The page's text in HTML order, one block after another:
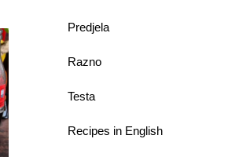
Predjela
Razno
Testa
Recipes in English